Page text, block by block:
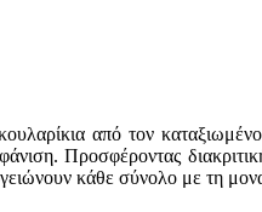
από τον
Προσφέροντας
κάθε σύνολο με τη